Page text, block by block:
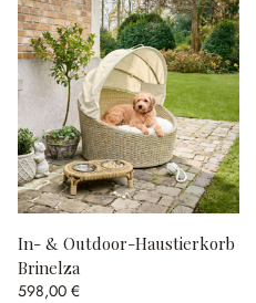
In- & Outdoor-Haustierkorb
Brinelza
598,00 €